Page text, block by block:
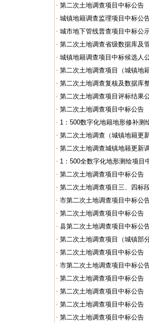
· 第二次土地调查项目中标公告
· 城镇地籍调查监理项目中标公
· 城市地下管线普查项目中标公
· 第二次土地调查省级数据库及
· 城镇地籍调查项目中标候选人
· 第二次土地调查项目（城镇地
· 第二次土地调查复核及数据库
· 第二次土地调查项目评标结果
· 第二次土地调查项目中标公告
· 1：500数字化地籍地形修补测
· 第二次土地调查（城镇地籍更
· 第二次土地调查城镇地籍更新
· 1：500全数字化地形测绘项目
· 第二次土地调查项目中标公告
· 第二次土地调查项目三、四标
· 市第二次土地调查项目中标公
· 第二次土地调查项目中标公告
· 县第二次土地调查项目中标公
· 第二次土地调查项目（城镇部
· 第二次土地调查项目中标公告
· 市第二次土地调查项目中标公
· 第二次土地调查项目中标公告
· 第二次土地调查项目中标公告
· 第二次土地调查项目中标公告
· 第二次土地调查项目中标公告